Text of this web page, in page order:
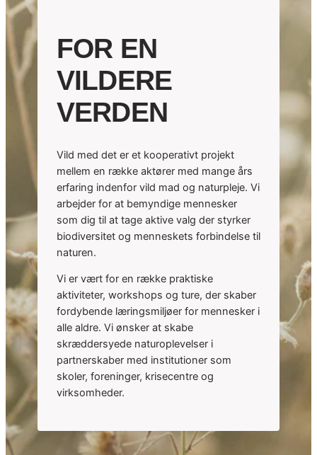
FOR EN
VILDERE
VERDEN
Vild med det er et kooperativt projekt
mellem en række aktører med mange års
erfaring indenfor vild mad og naturpleje. Vi
arbejder for at bemyndige mennesker
som dig til at tage aktive valg der styrker
biodiversitet og menneskets forbindelse til
naturen.
Vi er vært for en række praktiske
aktiviteter, workshops og ture, der skaber
fordybende læringsmiljøer for mennesker i
alle aldre. Vi ønsker at skabe
skræddersyede naturoplevelser i
partnerskaber med institutioner som
skoler, foreninger, krisecentre og
virksomheder.